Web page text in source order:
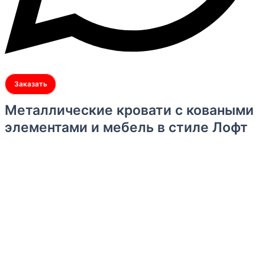
Заказать
Металлические кровати с коваными
элементами и мебель в стиле Лофт